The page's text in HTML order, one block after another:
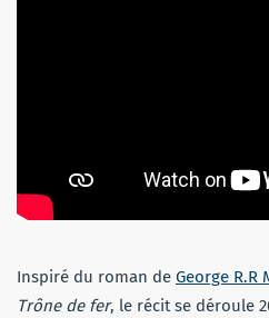
Inspiré du roman de George R.R
Trône de fer, le récit se déroule